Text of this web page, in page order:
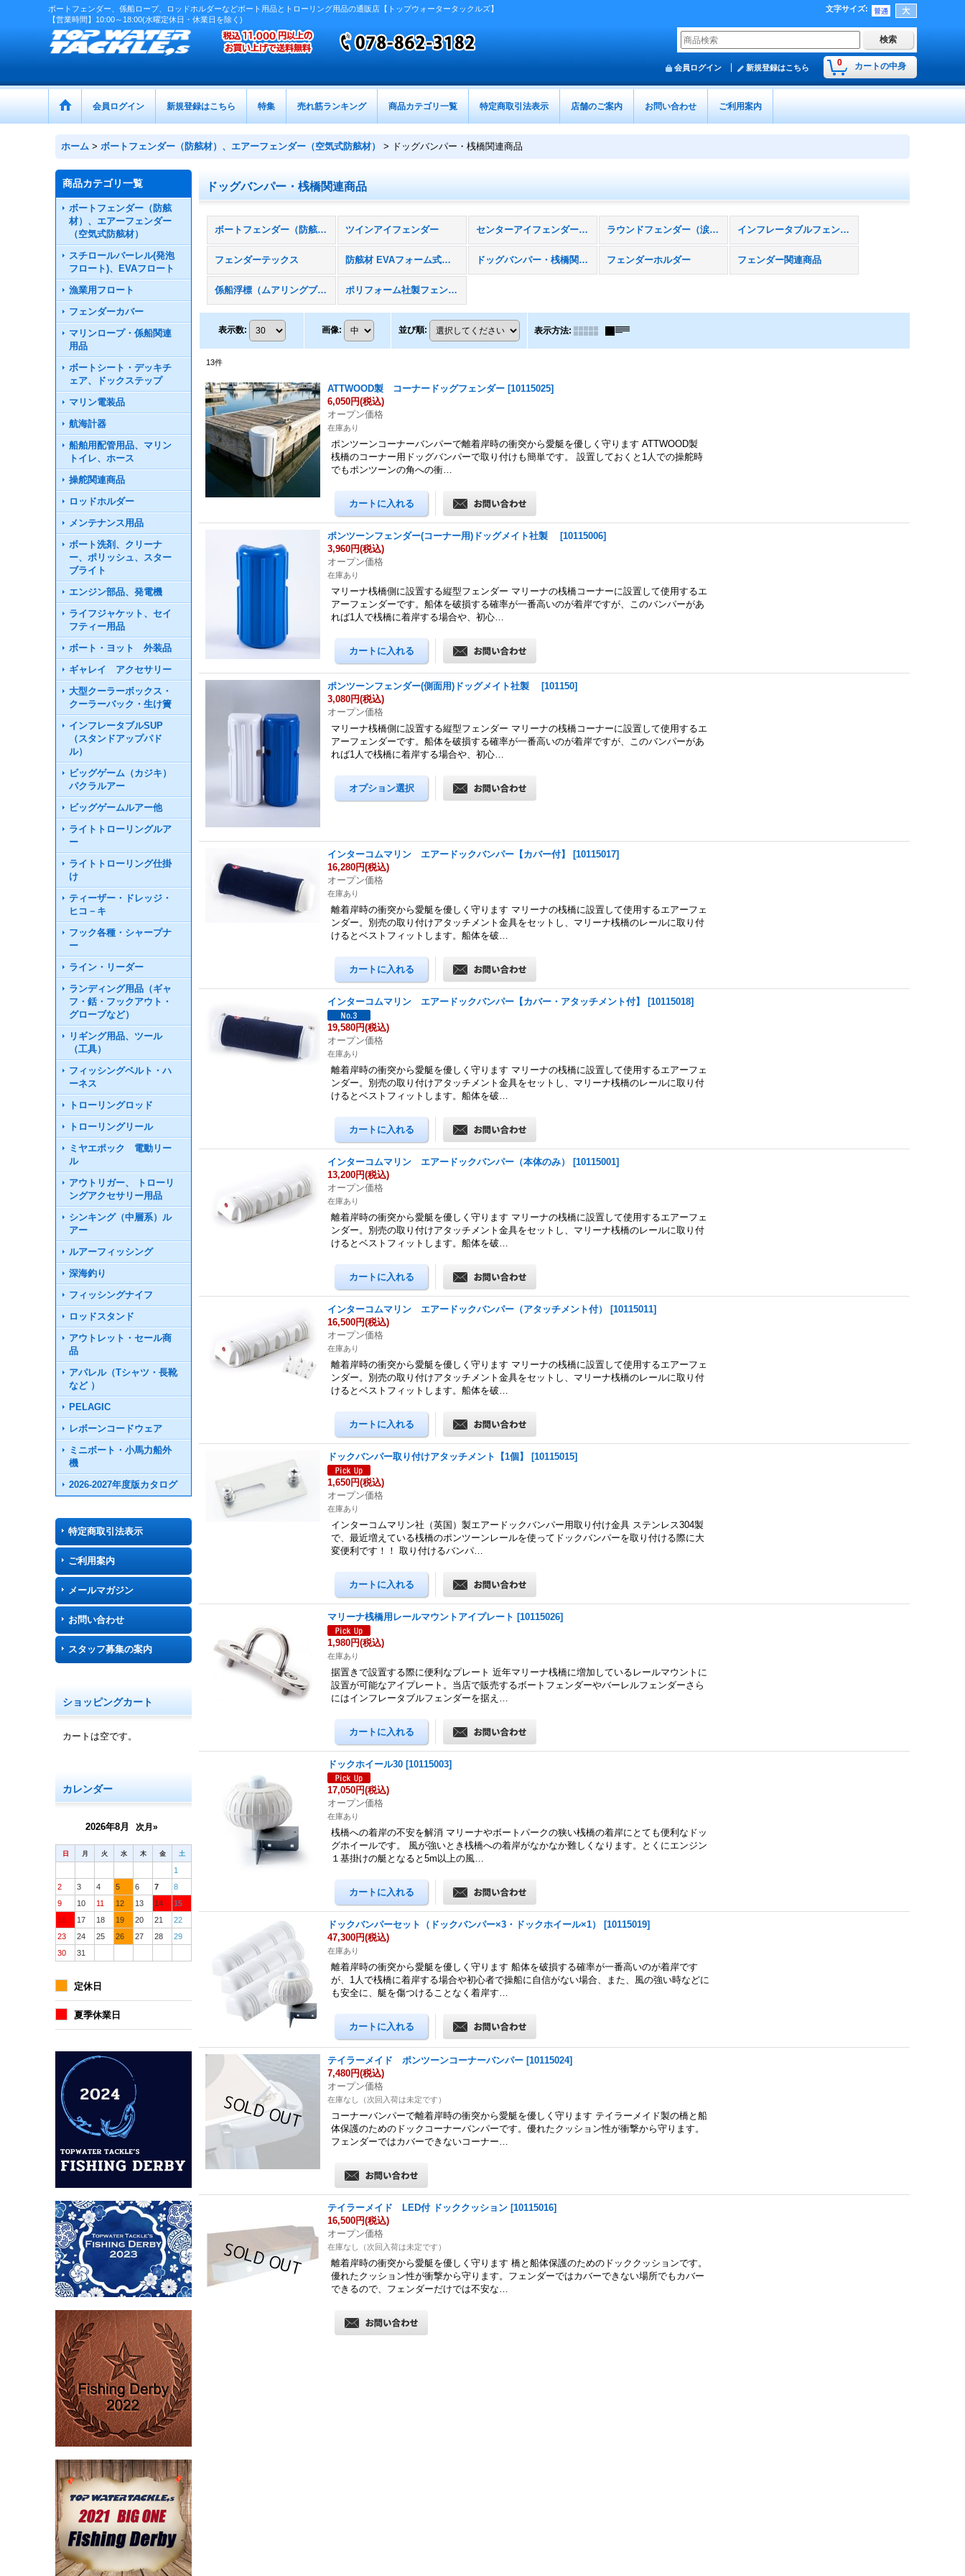
ボートフェンダー、係船ロープ、ロッドホルダーなどボート用品とトローリング用品の通販店【トップウォータータックルズ】
【営業時間】10:00～18:00(水曜定休日・休業日を除く)
文字サイズ:
0 カートの中身
会員ログイン 新規登録はこちら
会員ログイン 新規登録はこちら 特集 売れ筋ランキング 商品カテゴリ一覧 特定商取引法表示 店舗のご案内 お問い合わせ ご利用案内
ホーム > ボートフェンダー（防舷材）、エアーフェンダー（空気式防舷材） > ドッグバンパー・桟橋関連商品
商品カテゴリ一覧
ボートフェンダー（防舷
材）、エアーフェンダー
（空気式防舷材）
スチロールバーレル(発泡
フロート)、EVAフロート
漁業用フロート
フェンダーカバー
マリンロープ・係船関連
用品
ボートシート・デッキチ
ェア、ドックステップ
マリン電装品
航海計器
船舶用配管用品、マリン
トイレ、ホース
操舵関連商品
ロッドホルダー
メンテナンス用品
ボート洗剤、クリーナ
ー、ポリッシュ、スター
ブライト
エンジン部品、発電機
ライフジャケット、セイ
フティー用品
ボート・ヨット 外装品
ギャレイ アクセサリー
大型クーラーボックス・
クーラーバック・生け簀
インフレータブルSUP
（スタンドアップパド
ル）
ビッグゲーム（カジキ）
パクラルアー
ビッグゲームルアー他
ライトトローリングルア
ー
ライトトローリング仕掛
け
ティーザー・ドレッジ・
ヒコ－キ
フック各種・シャープナ
ー
ライン・リーダー
ランディング用品（ギャ
フ・銛・フックアウト・
グローブなど）
リギング用品、ツール
（工具）
フィッシングベルト・ハ
ーネス
トローリングロッド
トローリングリール
ミヤエポック 電動リー
ル
アウトリガー、 トローリ
ングアクセサリー用品
シンキング（中層系）ル
アー
ルアーフィッシング
深海釣り
フィッシングナイフ
ロッドスタンド
アウトレット・セール商
品
アパレル（Tシャツ・長靴
など ）
PELAGIC
レボーンコードウェア
ミニボート・小馬力船外
機
2026-2027年度版カタログ
特定商取引法表示
ご利用案内
メールマガジン
お問い合わせ
スタッフ募集の案内
ショッピングカート
カートは空です。
カレンダー
2026年8月 次月»
日 月 火 水 木 金 土
1
2
3 4 5 6 7
8
9
10 11 12 13 14
15
16
17 18 19 20 21
22
23
24 25 26 27 28
29
30
31
定休日
夏季休業日
ドッグバンパー・桟橋関連商品
ボートフェンダー（防舷材）、エアーフェンダー（空気式防舷材） (全商品) ツインアイフェンダー センターアイフェンダー（貫通型） ラウンドフェンダー（涙型） インフレータブルフェンダー
フェンダーテックス 防舷材 EVAフォーム式・空気式フェンダー ドッグバンパー・桟橋関連商品 フェンダーホルダー フェンダー関連商品
係船浮標（ムアリングブイ） ポリフォーム社製フェンダー
表示数: 画像: 並び順: 表示方法:
13件
ATTWOOD製 コーナードッグフェンダー [10115025]
6,050円(税込)
オープン価格
在庫あり
ポンツーンコーナーバンパーで離着岸時の衝突から愛艇を優しく守ります ATTWOOD製
桟橋のコーナー用ドッグバンパーで取り付けも簡単です。 設置しておくと1人での操舵時
でもポンツーンの角への衝…
ポンツーンフェンダー(コーナー用)ドッグメイト社製 [10115006]
3,960円(税込)
オープン価格
在庫あり
マリーナ桟橋側に設置する縦型フェンダー マリーナの桟橋コーナーに設置して使用するエ
アーフェンダーです。船体を破損する確率が一番高いのが着岸ですが、このバンパーがあ
れば1人で桟橋に着岸する場合や、初心…
ポンツーンフェンダー(側面用)ドッグメイト社製 [101150]
3,080円(税込)
オープン価格
マリーナ桟橋側に設置する縦型フェンダー マリーナの桟橋コーナーに設置して使用するエ
アーフェンダーです。船体を破損する確率が一番高いのが着岸ですが、このバンパーがあ
れば1人で桟橋に着岸する場合や、初心…
インターコムマリン エアードックバンパー【カバー付】 [10115017]
16,280円(税込)
オープン価格
在庫あり
離着岸時の衝突から愛艇を優しく守ります マリーナの桟橋に設置して使用するエアーフェ
ンダー。別売の取り付けアタッチメント金具をセットし、マリーナ桟橋のレールに取り付
けるとベストフィットします。船体を破…
インターコムマリン エアードックバンパー【カバー・アタッチメント付】 [10115018]
19,580円(税込)
オープン価格
在庫あり
離着岸時の衝突から愛艇を優しく守ります マリーナの桟橋に設置して使用するエアーフェ
ンダー。別売の取り付けアタッチメント金具をセットし、マリーナ桟橋のレールに取り付
けるとベストフィットします。船体を破…
インターコムマリン エアードックバンパー（本体のみ） [10115001]
13,200円(税込)
オープン価格
在庫あり
離着岸時の衝突から愛艇を優しく守ります マリーナの桟橋に設置して使用するエアーフェ
ンダー。別売の取り付けアタッチメント金具をセットし、マリーナ桟橋のレールに取り付
けるとベストフィットします。船体を破…
インターコムマリン エアードックバンパー（アタッチメント付） [10115011]
16,500円(税込)
オープン価格
在庫あり
離着岸時の衝突から愛艇を優しく守ります マリーナの桟橋に設置して使用するエアーフェ
ンダー。別売の取り付けアタッチメント金具をセットし、マリーナ桟橋のレールに取り付
けるとベストフィットします。船体を破…
ドックバンパー取り付けアタッチメント【1個】 [10115015]
1,650円(税込)
オープン価格
在庫あり
インターコムマリン社（英国）製エアードックバンパー用取り付け金具 ステンレス304製
で、最近増えている桟橋のポンツーンレールを使ってドックバンパーを取り付ける際に大
変便利です！！ 取り付けるバンパ…
マリーナ桟橋用レールマウントアイプレート [10115026]
1,980円(税込)
在庫あり
据置きで設置する際に便利なプレート 近年マリーナ桟橋に増加しているレールマウントに
設置が可能なアイプレート。当店で販売するボートフェンダーやバーレルフェンダーさら
にはインフレータブルフェンダーを据え…
ドックホイール30 [10115003]
17,050円(税込)
オープン価格
在庫あり
桟橋への着岸の不安を解消 マリーナやボートパークの狭い桟橋の着岸にとても便利なドッ
グホイールです。 風が強いとき桟橋への着岸がなかなか難しくなります。とくにエンジン
１基掛けの艇となると5m以上の風…
ドックバンパーセット（ドックバンパー×3・ドックホイール×1） [10115019]
47,300円(税込)
在庫あり
離着岸時の衝突から愛艇を優しく守ります 船体を破損する確率が一番高いのが着岸です
が、1人で桟橋に着岸する場合や初心者で操船に自信がない場合、また、風の強い時などに
も安全に、艇を傷つけることなく着岸す…
テイラーメイド ポンツーンコーナーバンパー [10115024]
7,480円(税込)
オープン価格
在庫なし（次回入荷は未定です）
コーナーバンパーで離着岸時の衝突から愛艇を優しく守ります テイラーメイド製の橋と船
体保護のためのドックコーナーバンパーです。優れたクッション性が衝撃から守ります。
フェンダーではカバーできないコーナー…
テイラーメイド LED付 ドッククッション [10115016]
16,500円(税込)
オープン価格
在庫なし（次回入荷は未定です）
離着岸時の衝突から愛艇を優しく守ります 橋と船体保護のためのドッククッションです。
優れたクッション性が衝撃から守ります。フェンダーではカバーできない場所でもカバー
できるので、フェンダーだけでは不安な…